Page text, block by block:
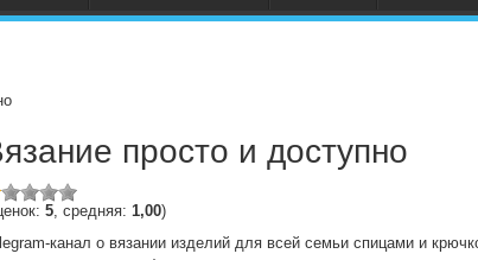
просто и доступно
5, средняя: 1,00)
канал о вязании изделий для всей семьи спицами и